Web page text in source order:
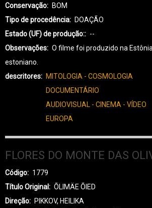
Conservação
BOM
Tipo de procedência
DOAÇÃO
Estado (UF) de produção:
--
Observações
O filme foi produzido na
estoniano.
descritores
MITOLOGIA - COSMOLOGIA
DOCUMENTÁRIO
AUDIOVISUAL - CINEMA - VÍDEO
EUROPA
FLORES DO MONTE DAS
Código
1779
Título Original
ÕLIMÄE ÕIED
Direção
PIKKOV, HEILIKA